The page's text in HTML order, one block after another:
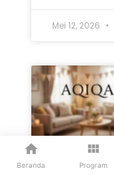
Mei 12, 2026
Beranda Program